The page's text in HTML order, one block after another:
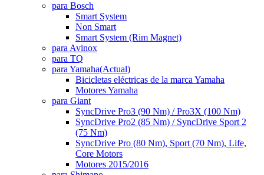
para Bosch
Smart System
Non Smart
Smart System (Rim Magnet)
para Avinox
para TQ
para Yamaha(Actual)
Bicicletas eléctricas de la marca Yamaha
Motores Yamaha
para Giant
SyncDrive Pro3 (90 Nm) / Pro3X (100 Nm)
SyncDrive Pro2 (85 Nm) / SyncDrive Sport 2
(75 Nm)
SyncDrive Pro (80 Nm), Sport (70 Nm), Life,
Core Motors
Motores 2015/2016